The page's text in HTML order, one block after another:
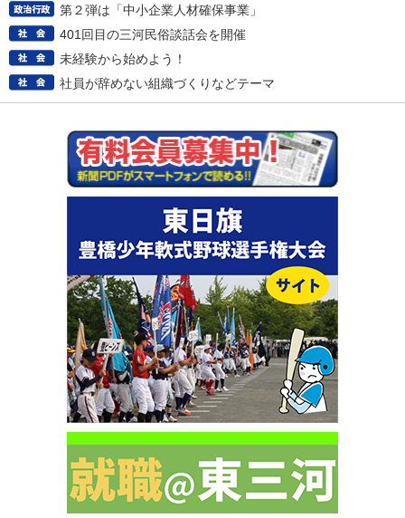
第２弾は「中小企業人材確保事業」
401回目の三河民俗談話会を開催
未経験から始めよう！
社員が辞めない組織づくりなどテーマ